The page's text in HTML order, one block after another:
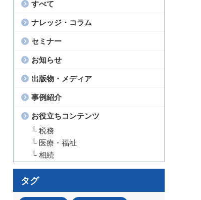
すべて
ナレッジ・コラム
セミナー
お知らせ
出版物・メディア
事例紹介
お役立ちコンテンツ
└ 税務
└ 医療・福祉
└ 相続
タグ